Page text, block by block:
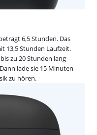
6,5 Stunden. Das
13,5 Stunden Laufzeit.
zu 20 Stunden lang
lade sie 15 Minuten
zu hören.